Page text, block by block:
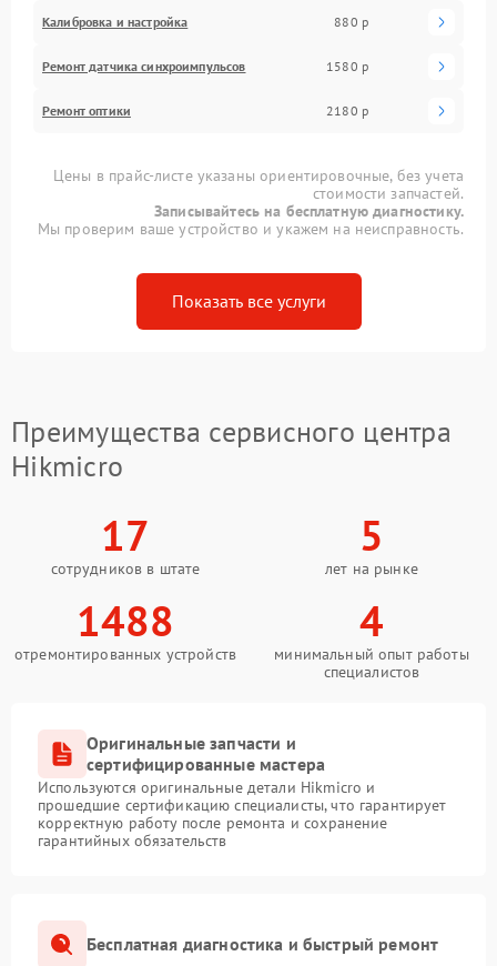
Калибровка и настройка 880 р
Ремонт датчика синхроимпульсов 1580 р
Ремонт оптики 2180 р
Цены в прайс-листе указаны ориентировочные, без учета
стоимости запчастей.
Записывайтесь на бесплатную диагностику.
Мы проверим ваше устройство и укажем на неисправность.
Показать все услуги
Преимущества сервисного центра
Hikmicro
17
сотрудников в штате
5
лет на рынке
1488
отремонтированных устройств
4
минимальный опыт работы
специалистов
Оригинальные запчасти и
сертифицированные мастера
Используются оригинальные детали Hikmicro и
прошедшие сертификацию специалисты, что гарантирует
корректную работу после ремонта и сохранение
гарантийных обязательств
Бесплатная диагностика и быстрый ремонт